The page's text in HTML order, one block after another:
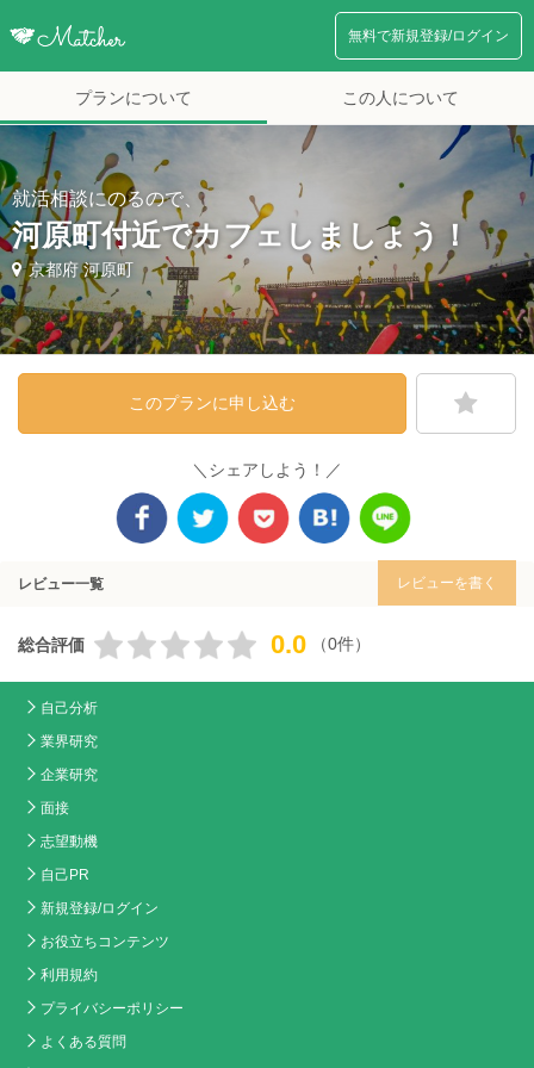
無料で新規登録/ログイン
プランについて この人について
就活相談にのるので、
河原町付近でカフェしましょう！
京都府 河原町
このプランに申し込む
＼シェアしよう！／
レビュー一覧 レビューを書く
総合評価 0.0 （0件）
自己分析
業界研究
企業研究
面接
志望動機
自己PR
新規登録/ログイン
お役立ちコンテンツ
利用規約
プライバシーポリシー
よくある質問